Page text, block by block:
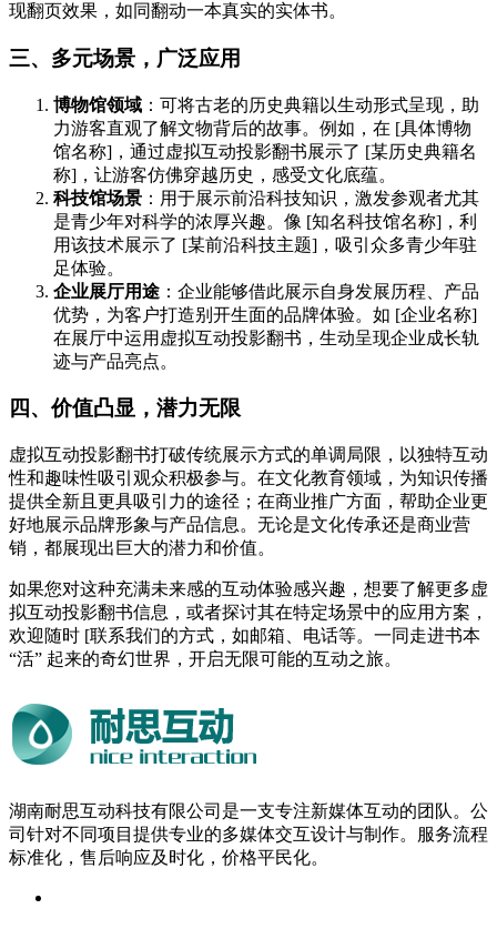
现翻页效果，如同翻动一本真实的实体书。
三、多元场景，广泛应用
博物馆领域 ：可将古老的历史典籍以生动形式呈现，助
力游客直观了解文物背后的故事。例如，在 [具体博物
馆名称]，通过虚拟互动投影翻书展示了 [某历史典籍名
称]，让游客仿佛穿越历史，感受文化底蕴。
科技馆场景 ：用于展示前沿科技知识，激发参观者尤其
是青少年对科学的浓厚兴趣。像 [知名科技馆名称]，利
用该技术展示了 [某前沿科技主题]，吸引众多青少年驻
足体验。
企业展厅用途 ：企业能够借此展示自身发展历程、产品
优势，为客户打造别开生面的品牌体验。如 [企业名称]
在展厅中运用虚拟互动投影翻书，生动呈现企业成长轨
迹与产品亮点。
四、价值凸显，潜力无限
虚拟互动投影翻书打破传统展示方式的单调局限，以独特互动
性和趣味性吸引观众积极参与。在文化教育领域，为知识传播
提供全新且更具吸引力的途径；在商业推广方面，帮助企业更
好地展示品牌形象与产品信息。无论是文化传承还是商业营
销，都展现出巨大的潜力和价值。
如果您对这种充满未来感的互动体验感兴趣，想要了解更多虚
拟互动投影翻书信息，或者探讨其在特定场景中的应用方案，
欢迎随时 [联系我们的方式，如邮箱、电话等。一同走进书本
“活” 起来的奇幻世界，开启无限可能的互动之旅。
湖南耐思互动科技有限公司是一支专注新媒体互动的团队。公
司针对不同项目提供专业的多媒体交互设计与制作。服务流程
标准化，售后响应及时化，价格平民化。